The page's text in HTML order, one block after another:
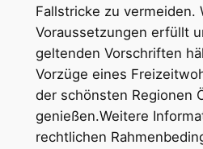
Fallstricke zu vermeiden.
Voraussetzungen erfüllt
geltenden Vorschriften
Vorzüge eines
der schönsten Regionen
genießen.Weitere
rechtlichen